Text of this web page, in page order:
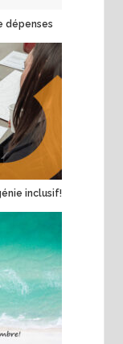
dépenses
inclusif!